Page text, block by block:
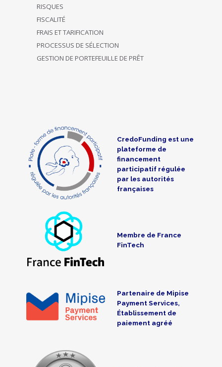
RISQUES
FISCALITÉ
FRAIS ET TARIFICATION
PROCESSUS DE SÉLECTION
GESTION DE PORTEFEUILLE DE PRÊT
CredoFunding est une
plateforme de
financement
participatif régulée
par les autorités
françaises
Membre de France
FinTech
Partenaire de Mipise
Payment Services,
Établissement de
paiement agréé